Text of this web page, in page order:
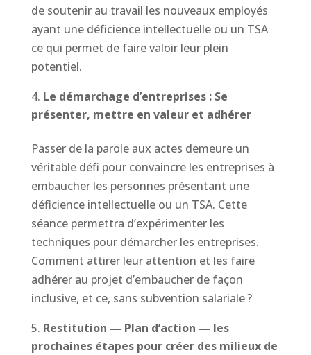
de soutenir au travail les nouveaux employés
ayant une déficience intellectuelle ou un TSA
ce qui permet de faire valoir leur plein
potentiel.
Le démarchage d’entreprises : Se
présenter, mettre en valeur et adhérer
Passer de la parole aux actes demeure un
véritable défi pour convaincre les entreprises à
embaucher les personnes présentant une
déficience intellectuelle ou un TSA. Cette
séance permettra d’expérimenter les
techniques pour démarcher les entreprises.
Comment attirer leur attention et les faire
adhérer au projet d’embaucher de façon
inclusive, et ce, sans subvention salariale ?
Restitution — Plan d’action — les
prochaines étapes pour créer des milieux de